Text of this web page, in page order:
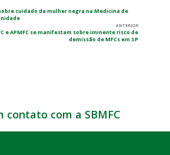
cuidado da mulher negra na Medicina de
ANTERIOR
e APMFC se manifestam sobre iminente risco de
demissão de MFCs em SP
contato com a SBMFC